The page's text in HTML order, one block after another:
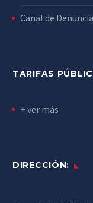
Canal de
TARIFAS
+ ver más
DIRECCIÓN: